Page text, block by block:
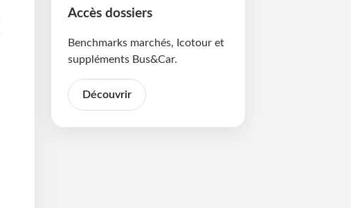
Accès dossiers
Benchmarks marchés, Icotour et
suppléments Bus&Car.
Découvrir